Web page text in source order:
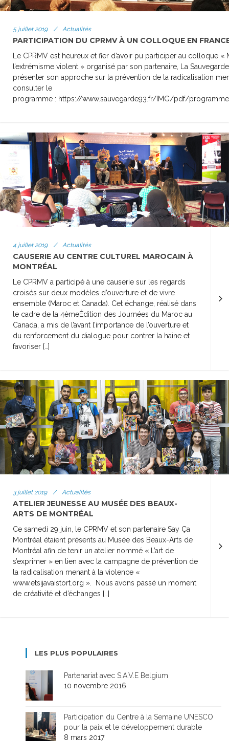
5 juillet 2019 / Actualités
PARTICIPATION DU CPRMV À UN COLLOQUE EN
Le CPRMV est heureux et fier d’avoir pu participer au colloque «
l’extrémisme violent » organisé par son partenaire, La
présenter son approche sur la prévention de la radicalisation
consulter le
programme : https://www.sauvegarde93.fr/IMG/pdf/
4 juillet 2019 / Actualités
CAUSERIE AU CENTRE CULTUREL MAROCAIN À
MONTRÉAL
Le CPRMV a participé à une causerie sur les regards
croisés sur deux modèles d’ouverture et de vivre
ensemble (Maroc et Canada). Cet échange, réalisé dans
le cadre de la 4èmeÉdition des Journées du Maroc au
Canada, a mis de l’avant l’importance de l’ouverture et
du renforcement du dialogue pour contrer la haine et
favoriser […]
3 juillet 2019 / Actualités
ATELIER JEUNESSE AU MUSÉE DES BEAUX-
ARTS DE MONTRÉAL
Ce samedi 29 juin, le CPRMV et son partenaire Say Ça
Montréal étaient présents au Musée des Beaux-Arts de
Montréal afin de tenir un atelier nommé « L’art de
s’exprimer » en lien avec la campagne de prévention de
la radicalisation menant à la violence «
www.etsijavaistort.org ». Nous avons passé un moment
de créativité et d’échanges […]
LES PLUS POPULAIRES
Partenariat avec S.A.V.E Belgium
10 novembre 2016
Participation du Centre à la Semaine UNESCO
pour la paix et le développement durable
8 mars 2017